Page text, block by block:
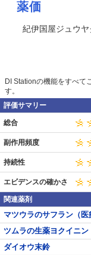
薬価
紀伊国屋ジュウ
DI Stationの機能をすべて
す。
評価サマリー
総合
副作用頻度
持続性
エビデンスの確かさ
関連薬剤
マツウラのサフラン（医
ツムラの生薬ヨクイニン
ダイオウ末鈴